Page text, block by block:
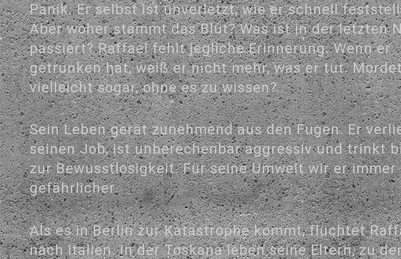
Panik. Er selbst ist unverletzt, wie er schnell
Aber woher stammt das Blut? Was ist in der letzten
passiert? Raffael fehlt jegliche Erinnerung. Wenn er
getrunken hat, weiß er nicht mehr, was er tut.
vielleicht sogar, ohne es zu wissen?
Sein Leben gerät zunehmend aus den Fugen. Er
seinen Job, ist unberechenbar aggressiv und trinkt
zur Bewusstlosigkeit. Für seine Umwelt wir er immer
gefährlicher.
Als es in Berlin zur Katastrophe kommt, flüchtet
nach Italien. In der Toskana leben seine Eltern, zu